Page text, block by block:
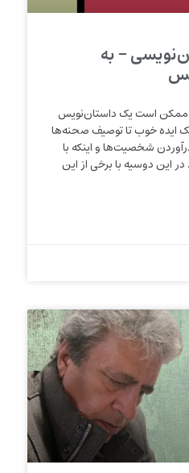
– به
است یک داستان‌نویس
ایده خوب تا توصیف صحنه‌ها
شخصیت‌ها و اینکه با
این دوسیه با برخی از این